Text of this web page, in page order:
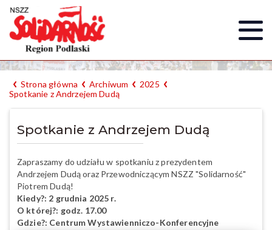
Strona główna Archiwum
2025
Spotkanie z Andrzejem Dudą
Spotkanie z Andrzejem Dudą
Zapraszamy do udziału w spotkaniu z prezydentem
Andrzejem Dudą oraz Przewodniczącym NSZZ "Solidarność"
Piotrem Dudą!
Kiedy?: 2 grudnia 2025 r.
O której?: godz. 17.00
Gdzie?: Centrum Wystawienniczo-Konferencyjne